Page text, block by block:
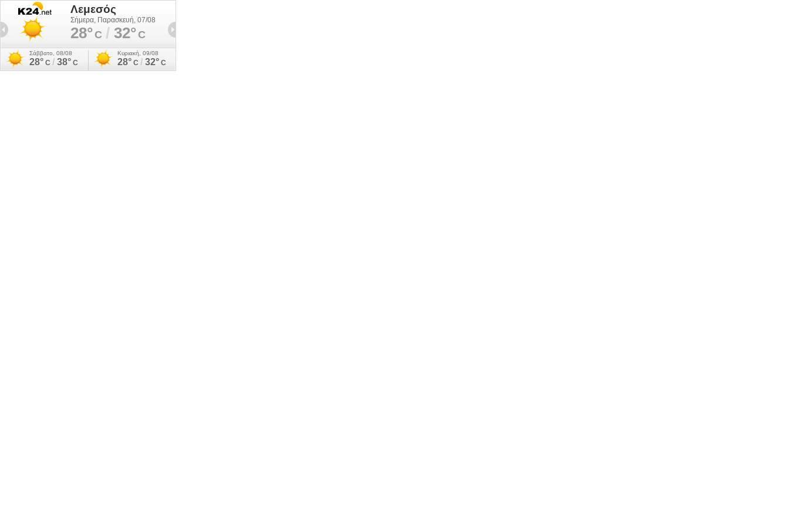
Λεμεσός
Σήμερα, Παρασκευή, 07/08
28° C / 32° C
Σάββατο, 08/08
28° C / 38° C
Κυριακή, 09/08
28° C / 32° C